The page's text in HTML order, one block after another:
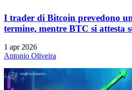
I trader di Bitcoin prevedono
termine, mentre BTC si attesta
1 apr 2026
Antonio Oliveira